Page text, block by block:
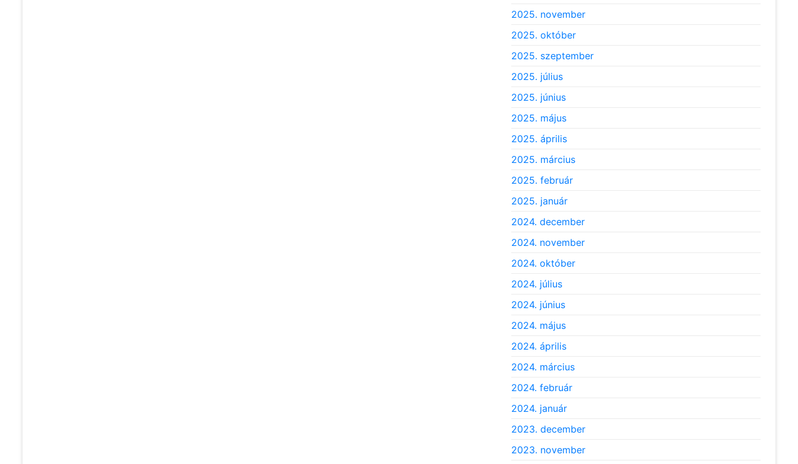
2025. november
2025. október
2025. szeptember
2025. július
2025. június
2025. május
2025. április
2025. március
2025. február
2025. január
2024. december
2024. november
2024. október
2024. július
2024. június
2024. május
2024. április
2024. március
2024. február
2024. január
2023. december
2023. november